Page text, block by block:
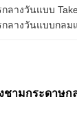
กลางวันแบบ
กลางวันแบบกลม
ชามกระดาษก